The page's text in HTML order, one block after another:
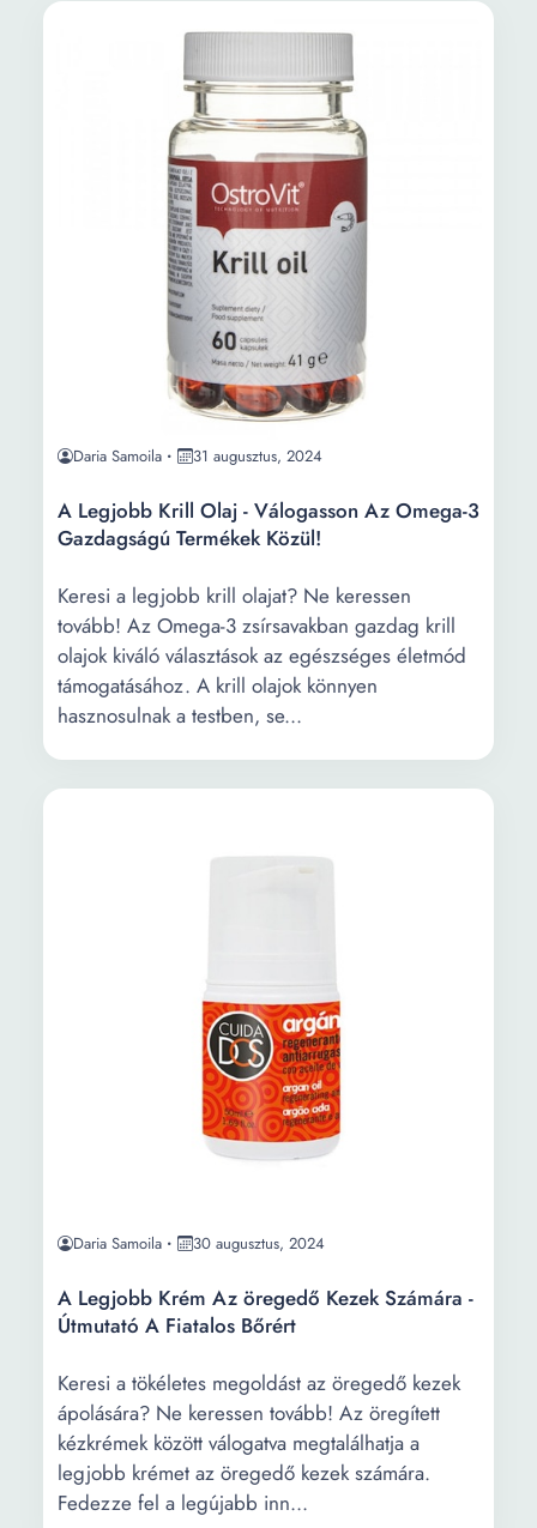
Daria Samoila 31 augusztus, 2024
A Legjobb Krill Olaj - Válogasson Az Omega-3
Gazdagságú Termékek Közül!
Keresi a legjobb krill olajat? Ne keressen
tovább! Az Omega-3 zsírsavakban gazdag krill
olajok kiváló választások az egészséges életmód
támogatásához. A krill olajok könnyen
hasznosulnak a testben, se...
Daria Samoila 30 augusztus, 2024
A Legjobb Krém Az öregedő Kezek Számára -
Útmutató A Fiatalos Bőrért
Keresi a tökéletes megoldást az öregedő kezek
ápolására? Ne keressen tovább! Az öregített
kézkrémek között válogatva megtalálhatja a
legjobb krémet az öregedő kezek számára.
Fedezze fel a legújabb inn...